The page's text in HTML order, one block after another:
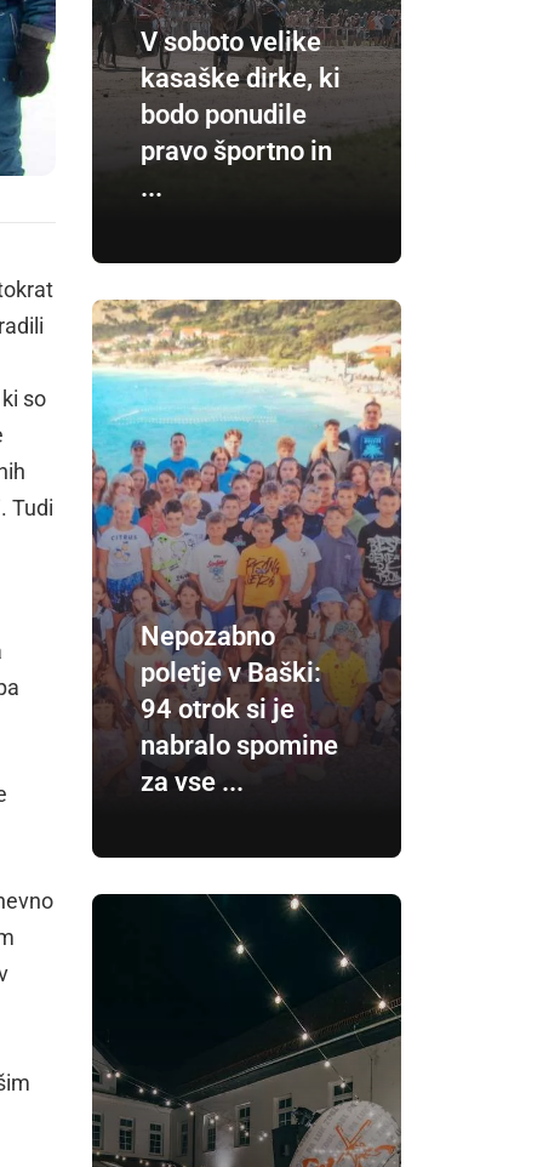
so
Tudi
V soboto velike
kasaške dirke, ki
bodo ponudile
pravo športno in
...
Nepozabno
poletje v Baški:
94 otrok si je
nabralo spomine
za vse ...